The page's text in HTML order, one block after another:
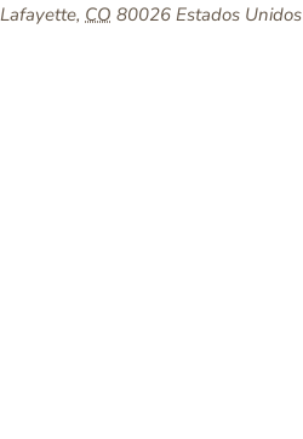
Lafayette, CO 80026 Estados Unidos